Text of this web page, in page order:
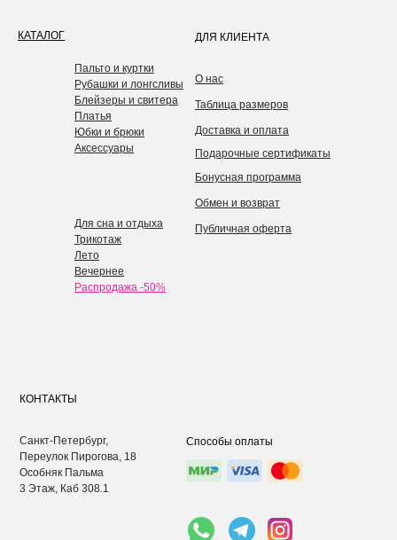
КАТАЛОГ
Способы оплаты
Санкт-Петербург,
Переулок Пирогова, 18
Особняк Пальма
3 Этаж, Каб 308.1
КОНТАКТЫ
О нас
Таблица размеров
Доставка и оплата
ДЛЯ КЛИЕНТА
Обмен и возврат
Бонусная программа
Публичная оферта
Подарочные сертификаты
Для сна и отдыха
Трикотаж
Лето
Вечернее
Распродажа -50%
Пальто и куртки
Рубашки и лонгсливы
Блейзеры и свитера
Платья
Юбки и брюки
Аксессуары